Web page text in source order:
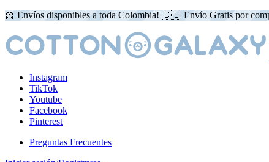
🎀 Envíos disponibles a toda Colombia! 🇨🇴 Envío Gratis por
Instagram
TikTok
Youtube
Facebook
Pinterest
Preguntas Frecuentes